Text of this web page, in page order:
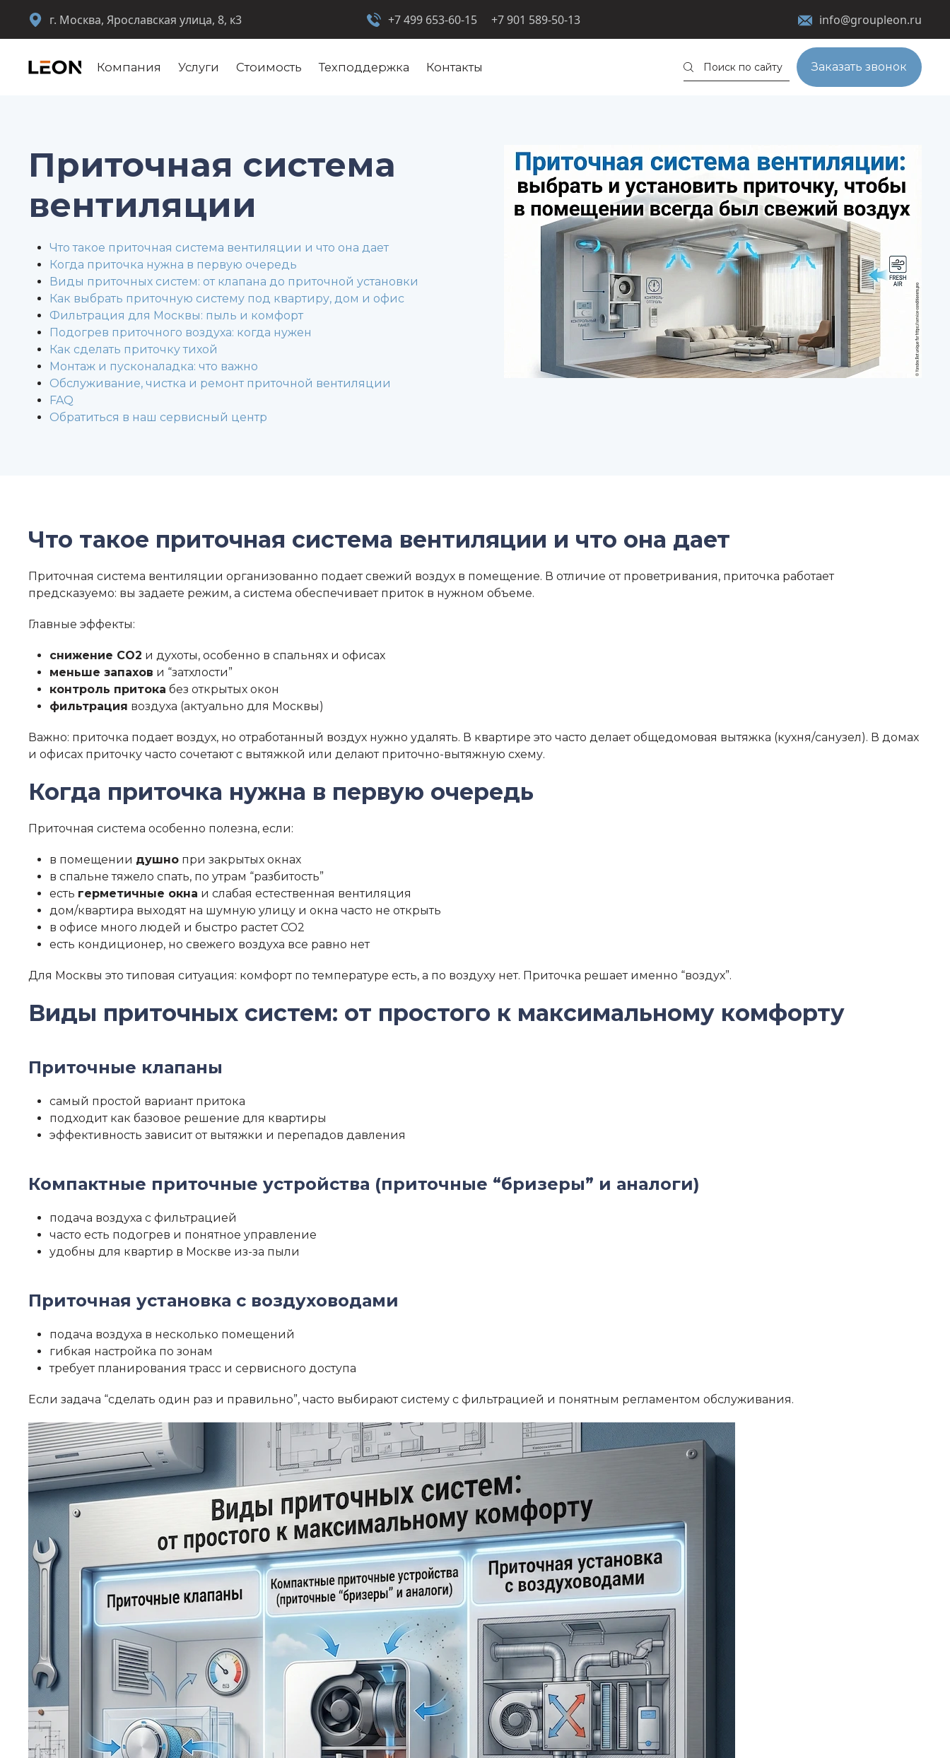
г. Москва, Ярославская улица, 8, к3 +7 499 653-60-15 +7 901 589-50-13 info@groupleon.ru
Компания Услуги Стоимость Техподдержка Контакты Заказать звонок
Приточная система
вентиляции
Что такое приточная система вентиляции и что она дает
Когда приточка нужна в первую очередь
Виды приточных систем: от клапана до приточной установки
Как выбрать приточную систему под квартиру, дом и офис
Фильтрация для Москвы: пыль и комфорт
Подогрев приточного воздуха: когда нужен
Как сделать приточку тихой
Монтаж и пусконаладка: что важно
Обслуживание, чистка и ремонт приточной вентиляции
FAQ
Обратиться в наш сервисный центр
Что такое приточная система вентиляции и что она дает
Приточная система вентиляции организованно подает свежий воздух в помещение. В отличие от проветривания, приточка работает
предсказуемо: вы задаете режим, а система обеспечивает приток в нужном объеме.
Главные эффекты:
снижение CO2 и духоты, особенно в спальнях и офисах
меньше запахов и “затхлости”
контроль притока без открытых окон
фильтрация воздуха (актуально для Москвы)
Важно: приточка подает воздух, но отработанный воздух нужно удалять. В квартире это часто делает общедомовая вытяжка (кухня/санузел). В домах
и офисах приточку часто сочетают с вытяжкой или делают приточно-вытяжную схему.
Когда приточка нужна в первую очередь
Приточная система особенно полезна, если:
в помещении душно при закрытых окнах
в спальне тяжело спать, по утрам “разбитость”
есть герметичные окна и слабая естественная вентиляция
дом/квартира выходят на шумную улицу и окна часто не открыть
в офисе много людей и быстро растет CO2
есть кондиционер, но свежего воздуха все равно нет
Для Москвы это типовая ситуация: комфорт по температуре есть, а по воздуху нет. Приточка решает именно “воздух”.
Виды приточных систем: от простого к максимальному комфорту
Приточные клапаны
самый простой вариант притока
подходит как базовое решение для квартиры
эффективность зависит от вытяжки и перепадов давления
Компактные приточные устройства (приточные “бризеры” и аналоги)
подача воздуха с фильтрацией
часто есть подогрев и понятное управление
удобны для квартир в Москве из-за пыли
Приточная установка с воздуховодами
подача воздуха в несколько помещений
гибкая настройка по зонам
требует планирования трасс и сервисного доступа
Если задача “сделать один раз и правильно”, часто выбирают систему с фильтрацией и понятным регламентом обслуживания.